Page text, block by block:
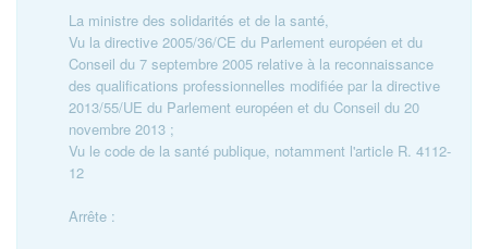
La ministre des solidarités et de la santé,
Vu la directive 2005/36/CE du Parlement européen et du
Conseil du 7 septembre 2005 relative à la reconnaissance
des qualifications professionnelles modifiée par la directive
2013/55/UE du Parlement européen et du Conseil du 20
novembre 2013 ;
Vu le code de la santé publique, notamment l'article R. 4112-
12
Arrête :